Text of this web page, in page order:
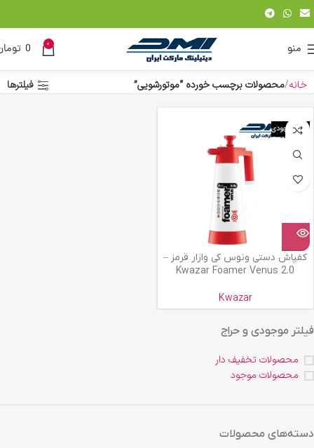
منو 0
0
فیلتر موجودی و حراج
محصولات تخفیف دار
محصولات موجود
دسته‌های محصولات
خانه محصولات برچسب خورده “موتورشویی” فیلترها
اتمام موجودی
کفپاش دستی ونوس کی وازار قرمز –
Kwazar Foamer Venus 2.0
Kwazar